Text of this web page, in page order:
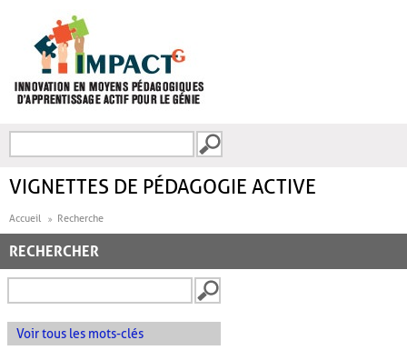
FORMULAIRE DE
VIGNETTES DE PÉDAGOGIE ACTIVE
Accueil Recherche
RECHERCHER
Voir tous les mots-clés